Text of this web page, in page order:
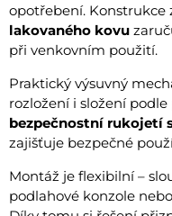
opotřebení. Konstrukce
lakovaného kovu
při venkovním použití.
Praktický výsuvný
rozložení i složení
bezpečnostní rukojetí
zajišťuje bezpečné
Montáž je flexibilní –
podlahové konzole